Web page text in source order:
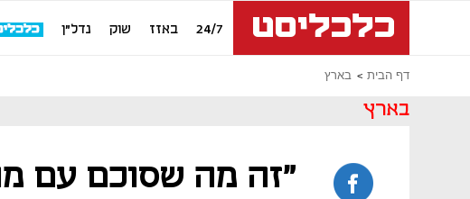
24/7 באזז שוק נדל"ן
דף הבית בארץ
בארץ
"זה מה שסוכם עם